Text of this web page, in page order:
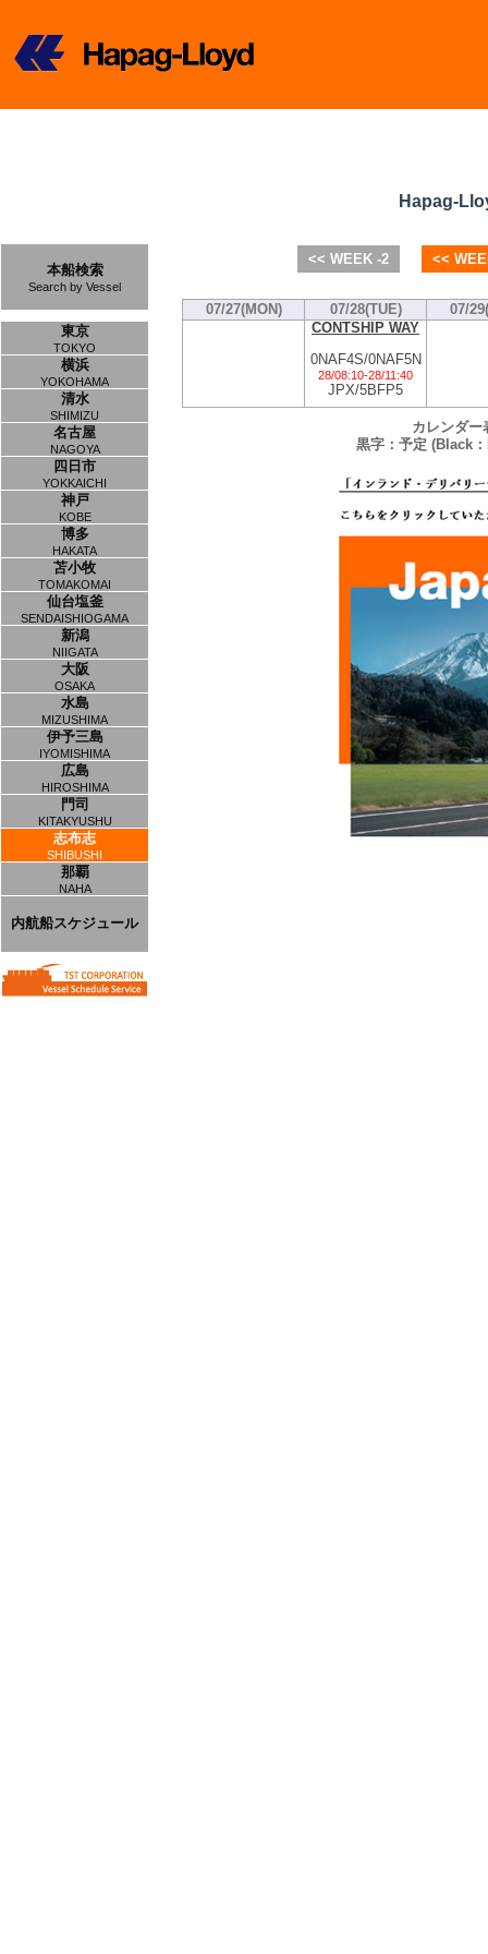
本船検索
Search by Vessel
東京
TOKYO
横浜
YOKOHAMA
清水
SHIMIZU
名古屋
NAGOYA
四日市
YOKKAICHI
神戸
KOBE
博多
HAKATA
苫小牧
TOMAKOMAI
仙台塩釜
SENDAISHIOGAMA
新潟
NIIGATA
大阪
OSAKA
水島
MIZUSHIMA
伊予三島
IYOMISHIMA
広島
HIROSHIMA
門司
KITAKYUSHU
志布志
SHIBUSHI
那覇
NAHA
内航船スケジュール
Hapag-
<< WEEK -2 <<
07/27(MON) 07/28(TUE)
07/
CONTSHIP WAY
0NAF4S/0NAF5N
28/08:10-28/11:40
JPX/5BFP5
カレンダー
黒字：予定 (Black